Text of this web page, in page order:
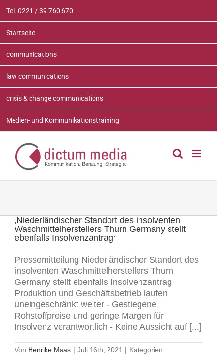
Inhalt
springen
Tel. 0221 / 39 760 670
Startseite
communications
law communications
crisis & change communications
Medien- und Kommunikationstraining
‚Niederländischer Standort des insolventen
Waschmittelherstellers Thurn Germany stellt
ebenfalls Insolvenzantrag‘
Pressemitteilung Niederländischer Standort des
insolventen Waschmittelherstellers Thurn
Germany stellt ebenfalls Insolvenzantrag -
Produktion und Geschäftsbetrieb laufen
uneingeschränkt weiter - Gestiegene
Rohstoffpreise und geringe Margen für
Insolvenz verantwortlich - Keine Aussicht auf [...]
Von Henrike Maas | Juli 16th, 2021 | Kategorien: